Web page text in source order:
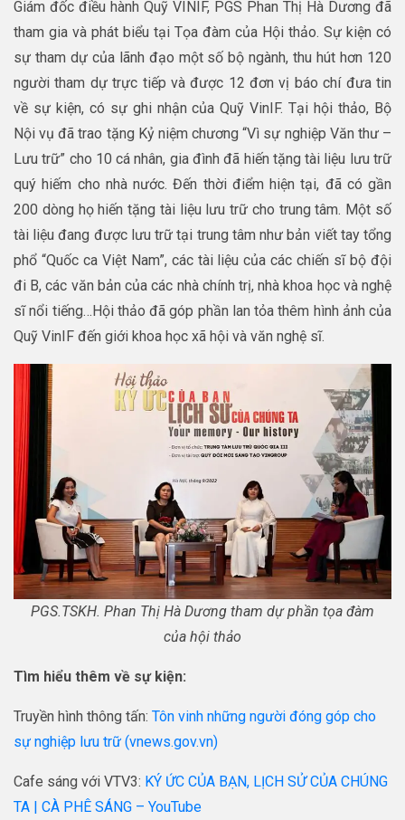
Giám đốc điều hành Quỹ VINIF, PGS Phan Thị Hà Dương đã
tham gia và phát biểu tại Tọa đàm của Hội thảo. Sự kiện có
sự tham dự của lãnh đạo một số bộ ngành, thu hút hơn 120
người tham dự trực tiếp và được 12 đơn vị báo chí đưa tin
về sự kiện, có sự ghi nhận của Quỹ VinIF. Tại hội thảo, Bộ
Nội vụ đã trao tặng Kỷ niệm chương “Vì sự nghiệp Văn thư –
Lưu trữ” cho 10 cá nhân, gia đình đã hiến tặng tài liệu lưu trữ
quý hiếm cho nhà nước. Đến thời điểm hiện tại, đã có gần
200 dòng họ hiến tặng tài liệu lưu trữ cho trung tâm. Một số
tài liệu đang được lưu trữ tại trung tâm như bản viết tay tổng
phổ “Quốc ca Việt Nam”, các tài liệu của các chiến sĩ bộ đội
đi B, các văn bản của các nhà chính trị, nhà khoa học và nghệ
sĩ nổi tiếng…Hội thảo đã góp phần lan tỏa thêm hình ảnh của
Quỹ VinIF đến giới khoa học xã hội và văn nghệ sĩ.
PGS.TSKH. Phan Thị Hà Dương tham dự phần tọa đàm
của hội thảo
Tìm hiểu thêm về sự kiện:
Truyền hình thông tấn: Tôn vinh những người đóng góp cho
sự nghiệp lưu trữ (vnews.gov.vn)
Cafe sáng với VTV3: KÝ ỨC CỦA BẠN, LỊCH SỬ CỦA CHÚNG
TA | CÀ PHÊ SÁNG – YouTube